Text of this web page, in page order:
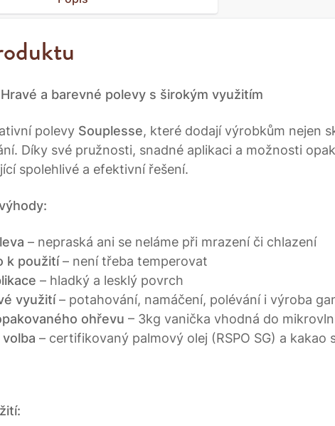
a barevné polevy s širokým využitím
polevy Souplesse, které dodají výrobkům nejen
Díky své pružnosti, snadné aplikaci a možnosti
spolehlivé a efektivní řešení.
– nepraská ani se neláme při mrazení či chlazení
k použití– není třeba temperovat
– hladký a lesklý povrch
využití– potahování, namáčení, polévání i výroba
ohřevu – 3kg vanička vhodná do
– certifikovaný palmový olej (RSPO SG) a